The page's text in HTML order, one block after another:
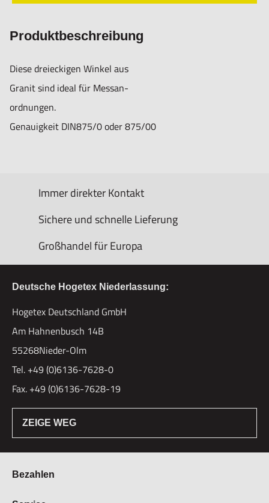
Produktbeschreibung
Diese dreieckigen Winkel aus
Granit sind ideal für Messan-
ordnungen.
Genauigkeit DIN875/0 oder 875/00
Immer direkter Kontakt
Sichere und schnelle Lieferung
Großhandel für Europa
Deutsche Hogetex Niederlassung:
Hogetex Deutschland GmbH
Am Hahnenbusch 14B
55268Nieder-Olm
Tel. +49 (0)6136-7628-0
Fax. +49 (0)6136-7628-19
ZEIGE WEG
Bezahlen
Bestellung & Zahlung